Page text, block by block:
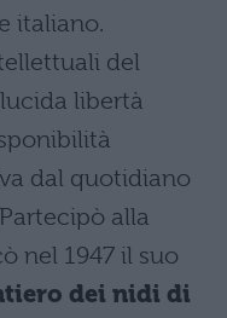
italiano.
del
libertà
dal quotidiano
alla
nel 1947 il suo
dei nidi di